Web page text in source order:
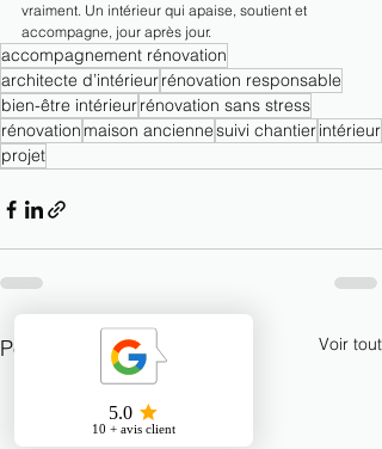
vraiment. Un intérieur qui apaise, soutient et
accompagne, jour après jour.
accompagnement rénovation
architecte d’intérieurrénovation responsable
bien-être intérieurrénovation sans stress
rénovationmaison anciennesuivi chantierintérieur
projet
Posts récents Voir tout